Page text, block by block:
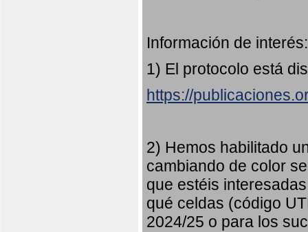
Información de interés:
1) El protocolo está
https://
2) Hemos habilitado
cambiando de color
que estéis
qué celdas (código
2024/25 o para los